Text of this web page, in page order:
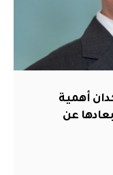
أهمية
عن